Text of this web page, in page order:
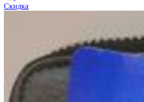
Скидка